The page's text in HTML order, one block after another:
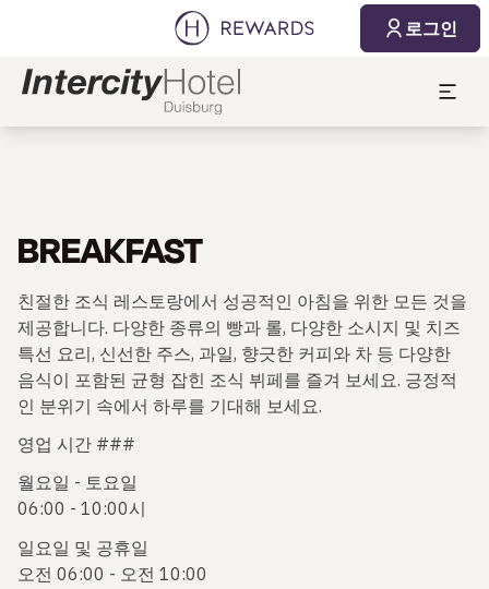
로그인
BREAKFAST
친절한 조식 레스토랑에서 성공적인 아침을 위한 모든 것을
제공합니다. 다양한 종류의 빵과 롤, 다양한 소시지 및 치즈
특선 요리, 신선한 주스, 과일, 향긋한 커피와 차 등 다양한
음식이 포함된 균형 잡힌 조식 뷔페를 즐겨 보세요. 긍정적
인 분위기 속에서 하루를 기대해 보세요.
영업 시간 ###
월요일 - 토요일
06:00 - 10:00시
일요일 및 공휴일
오전 06:00 - 오전 10:00